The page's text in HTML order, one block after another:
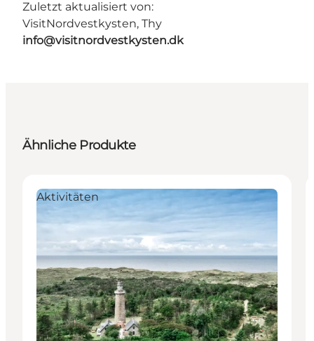
Zuletzt aktualisiert von:
VisitNordvestkysten, Thy
info@visitnordvestkysten.dk
Ähnliche Produkte
Aktivitäten